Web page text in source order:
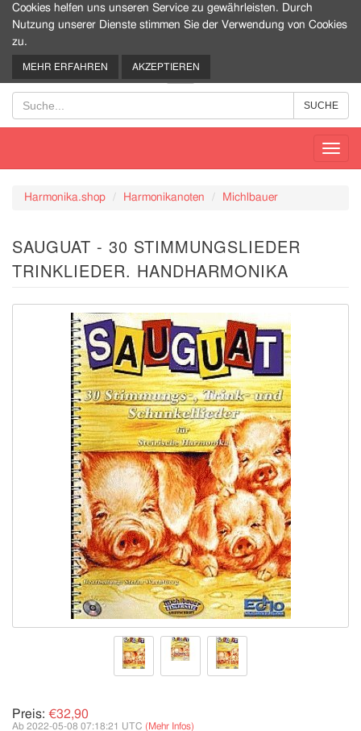
0
Harmonika.shop Harmonikanoten Michlbauer
SAUGUAT - 30 STIMMUNGSLIEDER
TRINKLIEDER. HANDHARMONIKA
Preis: €32,90
Ab 2022-05-08 07:18:21 UTC (Mehr Infos)
Cookies helfen uns unseren Service zu gewährleisten. Durch
Nutzung unserer Dienste stimmen Sie der Verwendung von Cookies
zu.
MEHR ERFAHREN AKZEPTIEREN